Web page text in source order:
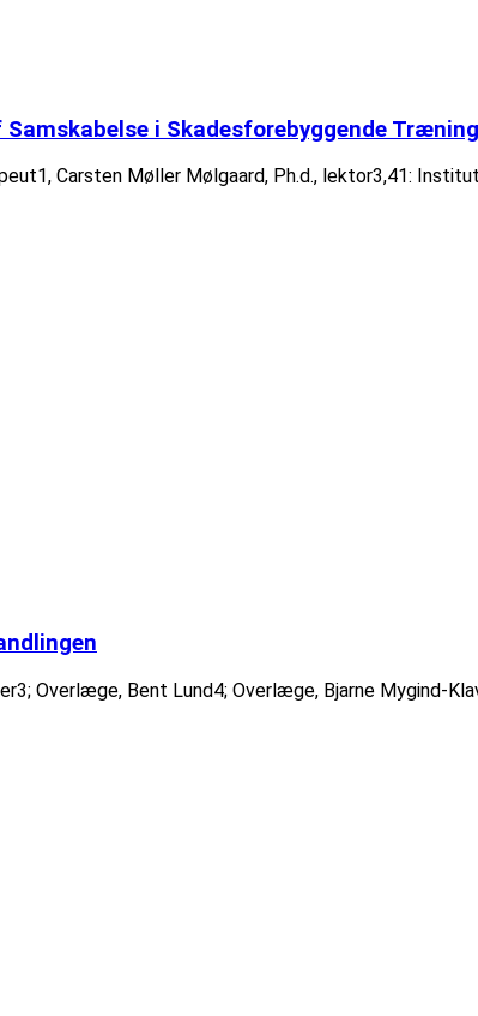
i Skadesforebyggende Træning
Carsten Møller Mølgaard, Ph.d., lektor3,41:
Overlæge, Bent Lund4; Overlæge, Bjarne Mygind-